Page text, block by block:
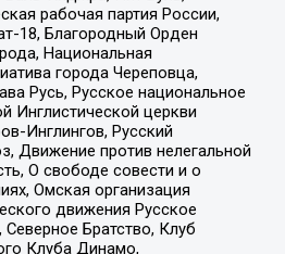
рабочая партия России,
18, Благородный Орден
Национальная
города Череповца,
Русь, Русское национальное
Инглистической церкви
Инглингов, Русский
Движение против нелегальной
О свободе совести и о
Омская организация
движения Русское
Братство, Клуб
Клуба Динамо,